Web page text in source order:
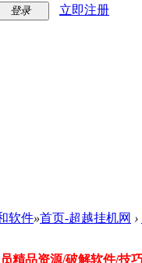
登录 立即注册
软件»首页-超越挂机网 ›
精品资源/破解软件/技